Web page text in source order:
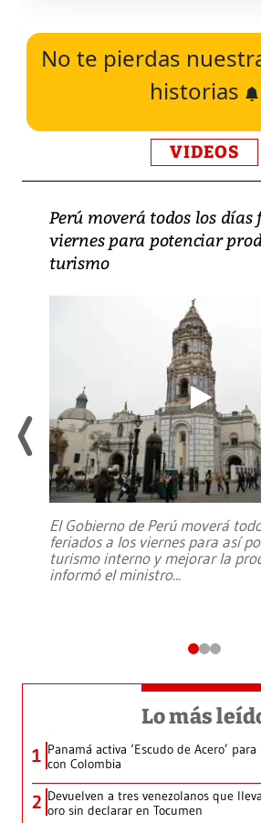
No te pierdas
historias
VIDEOS
Perú moverá todos los días
viernes para potenciar
turismo
El Gobierno de Perú moverá
feriados a los viernes para así
turismo interno y mejorar la
informó el ministro...
Lo más
1 Panamá activa ‘Escudo de Acero’
con Colombia
2 Devuelven a tres venezolanos que
oro sin declarar en Tocumen